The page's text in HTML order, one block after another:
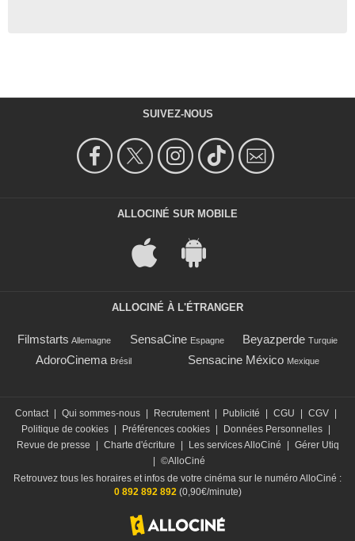
SUIVEZ-NOUS
ALLOCINÉ SUR MOBILE
ALLOCINÉ À L'ÉTRANGER
Filmstarts Allemagne SensaCine Espagne Beyazperde Turquie
AdoroCinema Brésil Sensacine México Mexique
Contact | Qui sommes-nous | Recrutement | Publicité | CGU | CGV |
Politique de cookies | Préférences cookies | Données Personnelles |
Revue de presse
| Charte d'écriture | Les services AlloCiné | Gérer Utiq
| ©AlloCiné
Retrouvez tous les horaires et infos de votre cinéma sur le numéro AlloCiné :
0 892 892 892 (0,90€/minute)